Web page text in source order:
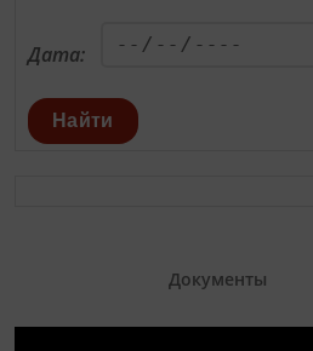
Дата:
Найти
Документы